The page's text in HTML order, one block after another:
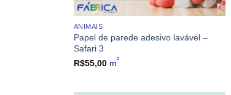
ANIMAIS
Papel de parede adesivo lavável –
Safari 3
R$55,00m²